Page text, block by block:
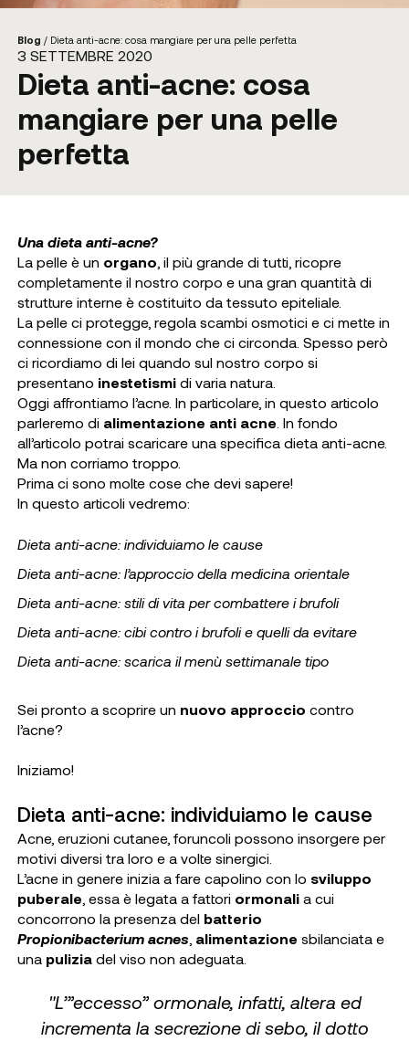
Blog / Dieta anti-acne: cosa mangiare per una pelle perfetta
3 SETTEMBRE 2020
Dieta anti-acne: cosa
mangiare per una pelle
perfetta
Una dieta anti-acne?
La pelle è un organo , il più grande di tutti, ricopre
completamente il nostro corpo e una gran quantità di
strutture interne è costituito da tessuto epiteliale.
La pelle ci protegge, regola scambi osmotici e ci mette in
connessione con il mondo che ci circonda. Spesso però
ci ricordiamo di lei quando sul nostro corpo si
presentano inestetismi di varia natura.
Oggi affrontiamo l’acne. In particolare, in questo articolo
parleremo di alimentazione anti acne . In fondo
all’articolo potrai scaricare una specifica dieta anti-acne.
Ma non corriamo troppo.
Prima ci sono molte cose che devi sapere!
In questo articoli vedremo:
Dieta anti-acne: individuiamo le cause
Dieta anti-acne: l’approccio della medicina orientale
Dieta anti-acne: stili di vita per combattere i brufoli
Dieta anti-acne: cibi contro i brufoli e quelli da evitare
Dieta anti-acne: scarica il menù settimanale tipo
Sei pronto a scoprire un nuovo approccio contro
l’acne?
Iniziamo!
Dieta anti-acne: individuiamo le cause
Acne, eruzioni cutanee, foruncoli possono insorgere per
motivi diversi tra loro e a volte sinergici.
L’acne in genere inizia a fare capolino con lo sviluppo
puberale , essa è legata a fattori ormonali a cui
concorrono la presenza del batterio
Propionibacterium acnes, alimentazione sbilanciata e
una pulizia del viso non adeguata.
"L’”eccesso” ormonale, infatti, altera ed
incrementa la secrezione di sebo, il dotto